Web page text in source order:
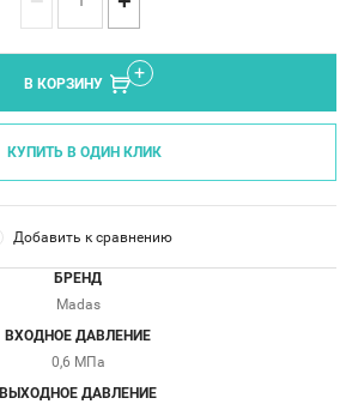
В КОРЗИНУ
КУПИТЬ В ОДИН КЛИК
Добавить к сравнению
БРЕНД
Madas
ВХОДНОЕ ДАВЛЕНИЕ
0,6 МПа
ВЫХОДНОЕ ДАВЛЕНИЕ